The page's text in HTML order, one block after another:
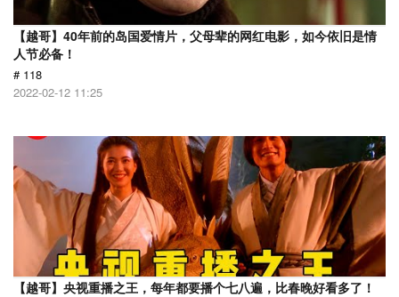
【越哥】40年前的岛国爱情片，父母辈的网红电影，如今依旧是情
人节必备！
# 118
2022-02-12 11:25
【越哥】央视重播之王，每年都要播个七八遍，比春晚好看多了！